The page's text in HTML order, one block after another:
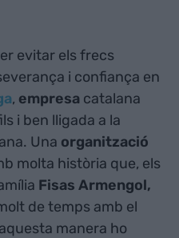
evitar els frecs
i confiança en
, empresa catalana
i ben lligada a la
Una organització
molta història que, els
Fisas Armengol,
de temps amb el
manera ho